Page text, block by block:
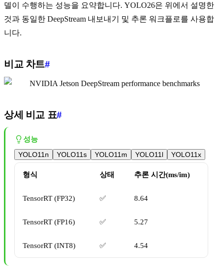
델이 수행하는 성능을 요약합니다. YOLO26은 위에서 설명한
것과 동일한 DeepStream 내보내기 및 추론 워크플로를 사용합
니다.
비교 차트#
상세 비교 표#
성능
YOLO11n
YOLO11s YOLO11m YOLO11l YOLO11x
형식 상태 추론 시간(ms/im)
TensorRT (FP32) ✅ 8.64
TensorRT (FP16) ✅ 5.27
TensorRT (INT8) ✅ 4.54